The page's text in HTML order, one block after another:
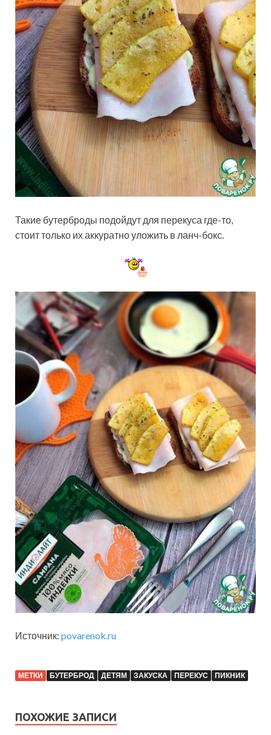
Такие бутерброды подойдут для перекуса где-то,
стоит только их аккуратно уложить в ланч-бокс.
Источник: povarenok.ru
МЕТКИ БУТЕРБРОД ДЕТЯМ ЗАКУСКА ПЕРЕКУС ПИКНИК
ПОХОЖИЕ ЗАПИСИ